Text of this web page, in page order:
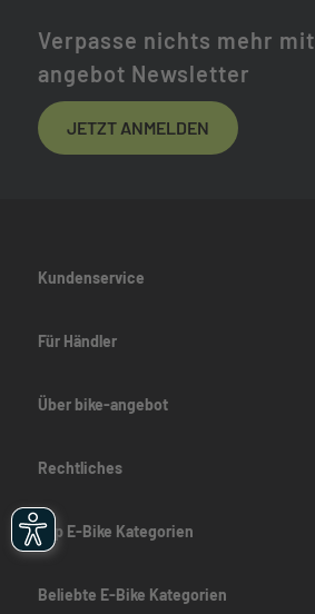
Verpasse nichts mehr
angebot Newsletter
JETZT ANMELDEN
Kundenservice
Für Händler
Über bike-angebot
Rechtliches
Top E-Bike Kategorien
Beliebte E-Bike Kategorien